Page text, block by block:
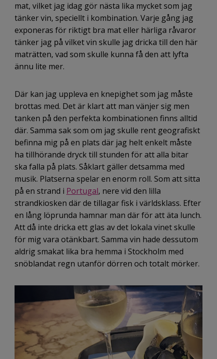
mat, vilket jag idag gör nästa lika mycket som jag
tänker vin, speciellt i kombination. Varje gång jag
exponeras för riktigt bra mat eller härliga råvaror
tänker jag på vilket vin skulle jag dricka till den här
maträtten, vad som skulle kunna få den att lyfta
ännu lite mer.
Där kan jag uppleva en knepighet som jag måste
brottas med. Det är klart att man vänjer sig men
tanken på den perfekta kombinationen finns alltid
där. Samma sak som om jag skulle rent geografiskt
befinna mig på en plats där jag helt enkelt måste
ha tillhörande dryck till stunden för att alla bitar
ska falla på plats. Såklart gäller detsamma med
musik. Platserna spelar en enorm roll. Som att sitta
på en strand i Portugal, nere vid den lilla
strandkiosken där de tillagar fisk i världsklass. Efter
en lång löprunda hamnar man där för att äta lunch.
Att då inte dricka ett glas av det lokala vinet skulle
för mig vara otänkbart. Samma vin hade dessutom
aldrig smakat lika bra hemma i Stockholm med
snöblandat regn utanför dörren och totalt mörker.